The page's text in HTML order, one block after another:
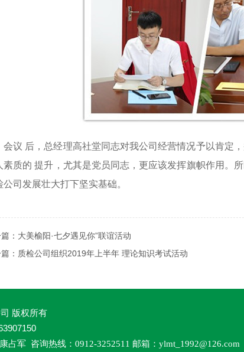
会议 后，总经理高社堂同志对我公司经营情况予以肯定
素质的 提升，尤其是党员同志，更应该发挥旗帜作用。
公司发展壮大打下坚实基础。
： 大美榆阳·七夕遇见你”联谊活动
： 质检公司组织2019年上半年 理论知识考试活动
版权所有
占军 咨询热线：0912-3252511 邮箱：ylmt_1992@126.com